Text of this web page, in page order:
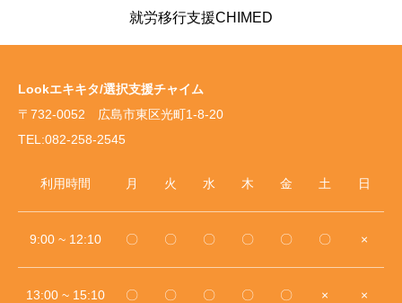
就労移行支援CHIMED
Lookエキキタ/選択支援チャイム
〒732-0052 広島市東区光町1-8-20
TEL:082-258-2545
利用時間 月 火 水 木 金 土 日
9:00 ~ 12:10 〇 〇 〇 〇 〇 〇 ×
13:00 ~ 15:10 〇 〇 〇 〇 〇 × ×